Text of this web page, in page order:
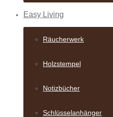
Easy Living
Räucherwerk
Holzstempel
Notizbücher
Schlüsselanhänger